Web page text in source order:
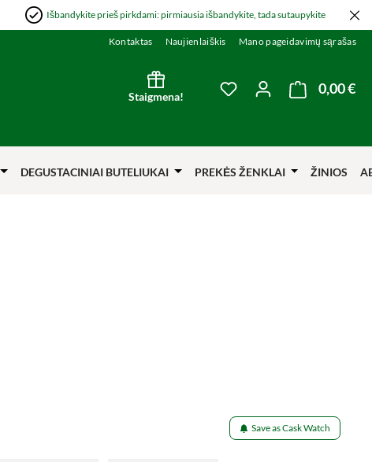
Išbandykite prieš pirkdami: pirmiausia išbandykite, tada sutaupykite
Kontaktas Naujienlaiškis Mano pageidavimų sąrašas
Staigmena!
You have 0 wishlist
0,00 €
DEGUSTACINIAI BUTELIUKAI PREKĖS ŽENKLAI ŽINIOS
Save as Cask Watch